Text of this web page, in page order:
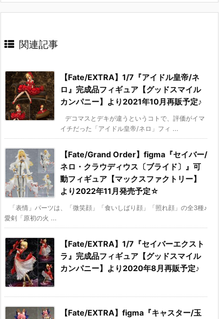
関連記事
【Fate/EXTRA】1/7『アイドル皇帝/ネ
ロ』完成品フィギュア【グッドスマイル
カンパニー】より2021年10月再販予定♪
デコマスとデキが違うというコトで、評価がイマ
イチだった「アイドル皇帝/ネロ」フィ ...
【Fate/Grand Order】figma『セイバー/
ネロ・クラウディウス〔ブライド〕』可
動フィギュア【マックスファクトリー】
より2022年11月発売予定☆
「表情」パーツは、「微笑顔」「食いしばり顔」「照れ顔」の全3種♪
愛剣「原初の火 ...
【Fate/EXTRA】1/7『セイバーエクスト
ラ』完成品フィギュア【グッドスマイル
カンパニー】より2020年8月再販予定♪
【Fate/EXTRA】figma『キャスター/玉